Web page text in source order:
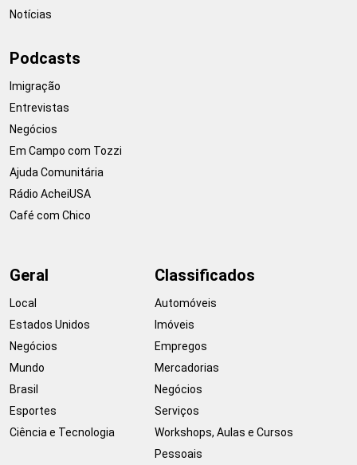
Notícias
Podcasts
Imigração
Entrevistas
Negócios
Em Campo com Tozzi
Ajuda Comunitária
Rádio AcheiUSA
Café com Chico
Geral
Local
Estados Unidos
Negócios
Mundo
Brasil
Esportes
Ciência e Tecnologia
Classificados
Automóveis
Imóveis
Empregos
Mercadorias
Negócios
Serviços
Workshops, Aulas e Cursos
Pessoais